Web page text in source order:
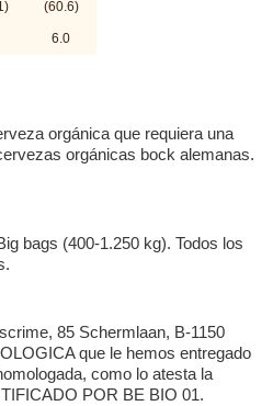
(60.6)
6.0
orgánica que requiera una
orgánicas bock alemanas.
bags (400-1.250 kg). Todos los
85 Schermlaan, B-1150
que le hemos entregado
como lo atesta la
POR BE BIO 01.